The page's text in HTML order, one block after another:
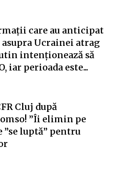
care au anticipat
asupra Ucrainei atrag
intenționează să
iar perioada este...
Cluj după
”Îi elimin pe
”se luptă” pentru